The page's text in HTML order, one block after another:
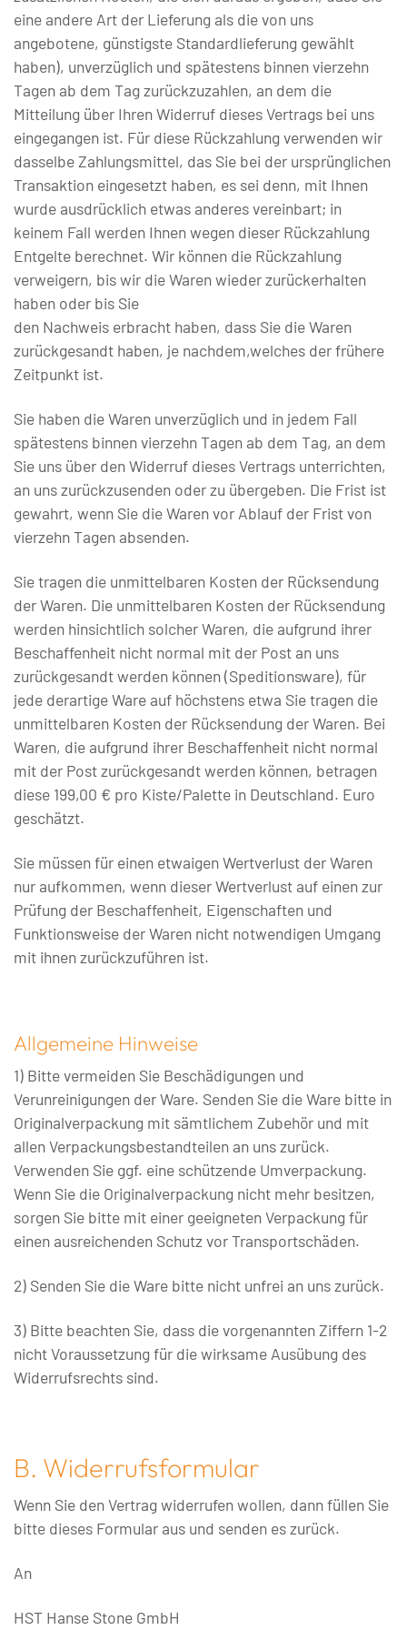
eine andere Art der Lieferung als die von uns
angebotene, günstigste Standardlieferung gewählt
haben), unverzüglich und spätestens binnen vierzehn
Tagen ab dem Tag zurückzuzahlen, an dem die
Mitteilung über Ihren Widerruf dieses Vertrags bei uns
eingegangen ist. Für diese Rückzahlung verwenden wir
dasselbe Zahlungsmittel, das Sie bei der ursprünglichen
Transaktion eingesetzt haben, es sei denn, mit Ihnen
wurde ausdrücklich etwas anderes vereinbart; in
keinem Fall werden Ihnen wegen dieser Rückzahlung
Entgelte berechnet. Wir können die Rückzahlung
verweigern, bis wir die Waren wieder zurückerhalten
haben oder bis Sie
den Nachweis erbracht haben, dass Sie die Waren
zurückgesandt haben, je nachdem,welches der frühere
Zeitpunkt ist.
Sie haben die Waren unverzüglich und in jedem Fall
spätestens binnen vierzehn Tagen ab dem Tag, an dem
Sie uns über den Widerruf dieses Vertrags unterrichten,
an uns zurückzusenden oder zu übergeben. Die Frist ist
gewahrt, wenn Sie die Waren vor Ablauf der Frist von
vierzehn Tagen absenden.
Sie tragen die unmittelbaren Kosten der Rücksendung
der Waren. Die unmittelbaren Kosten der Rücksendung
werden hinsichtlich solcher Waren, die aufgrund ihrer
Beschaffenheit nicht normal mit der Post an uns
zurückgesandt werden können (Speditionsware), für
jede derartige Ware auf höchstens etwa Sie tragen die
unmittelbaren Kosten der Rücksendung der Waren. Bei
Waren, die aufgrund ihrer Beschaffenheit nicht normal
mit der Post zurückgesandt werden können, betragen
diese 199,00 € pro Kiste/Palette in Deutschland. Euro
geschätzt.
Sie müssen für einen etwaigen Wertverlust der Waren
nur aufkommen, wenn dieser Wertverlust auf einen zur
Prüfung der Beschaffenheit, Eigenschaften und
Funktionsweise der Waren nicht notwendigen Umgang
mit ihnen zurückzuführen ist.
Allgemeine Hinweise
1) Bitte vermeiden Sie Beschädigungen und
Verunreinigungen der Ware. Senden Sie die Ware bitte in
Originalverpackung mit sämtlichem Zubehör und mit
allen Verpackungsbestandteilen an uns zurück.
Verwenden Sie ggf. eine schützende Umverpackung.
Wenn Sie die Originalverpackung nicht mehr besitzen,
sorgen Sie bitte mit einer geeigneten Verpackung für
einen ausreichenden Schutz vor Transportschäden.
2) Senden Sie die Ware bitte nicht unfrei an uns zurück.
3) Bitte beachten Sie, dass die vorgenannten Ziffern 1-2
nicht Voraussetzung für die wirksame Ausübung des
Widerrufsrechts sind.
B. Widerrufsformular
Wenn Sie den Vertrag widerrufen wollen, dann füllen Sie
bitte dieses Formular aus und senden es zurück.
An
HST Hanse Stone GmbH